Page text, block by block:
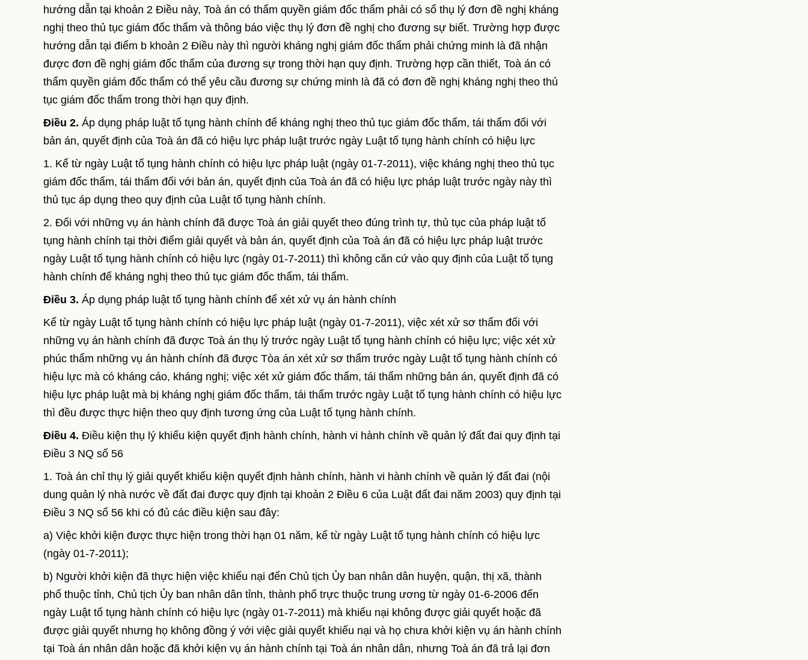
hướng dẫn tại khoản 2 Điều này, Toà án có thẩm quyền giám đốc thẩm phải có sổ thụ lý đơn đề nghị kháng
nghị theo thủ tục giám đốc thẩm và thông báo việc thụ lý đơn đề nghị cho đương sự biết. Trường hợp được
hướng dẫn tại điểm b khoản 2 Điều này thì người kháng nghị giám đốc thẩm phải chứng minh là đã nhận
được đơn đề nghị giám đốc thẩm của đương sự trong thời hạn quy định. Trường hợp cần thiết, Toà án có
thẩm quyền giám đốc thẩm có thể yêu cầu đương sự chứng minh là đã có đơn đề nghị kháng nghị theo thủ
tục giám đốc thẩm trong thời hạn quy định.
Điều 2. Áp dụng pháp luật tố tụng hành chính để kháng nghị theo thủ tục giám đốc thẩm, tái thẩm đối với
bản án, quyết định của Toà án đã có hiệu lực pháp luật trước ngày Luật tố tụng hành chính có hiệu lực
1. Kể từ ngày Luật tố tụng hành chính có hiệu lực pháp luật (ngày 01-7-2011), việc kháng nghị theo thủ tục
giám đốc thẩm, tái thẩm đối với bản án, quyết định của Toà án đã có hiệu lực pháp luật trước ngày này thì
thủ tục áp dụng theo quy định của Luật tố tụng hành chính.
2. Đối với những vụ án hành chính đã được Toà án giải quyết theo đúng trình tự, thủ tục của pháp luật tố
tụng hành chính tại thời điểm giải quyết và bản án, quyết định của Toà án đã có hiệu lực pháp luật trước
ngày Luật tố tụng hành chính có hiệu lực (ngày 01-7-2011) thì không căn cứ vào quy định của Luật tố tụng
hành chính để kháng nghị theo thủ tục giám đốc thẩm, tái thẩm.
Điều 3. Áp dụng pháp luật tố tụng hành chính để xét xử vụ án hành chính
Kể từ ngày Luật tố tụng hành chính có hiệu lực pháp luật (ngày 01-7-2011), việc xét xử sơ thẩm đối với
những vụ án hành chính đã được Toà án thụ lý trước ngày Luật tố tụng hành chính có hiệu lực; việc xét xử
phúc thẩm những vụ án hành chính đã được Tòa án xét xử sơ thẩm trước ngày Luật tố tụng hành chính có
hiệu lực mà có kháng cáo, kháng nghị; việc xét xử giám đốc thẩm, tái thẩm những bản án, quyết định đã có
hiệu lực pháp luật mà bị kháng nghị giám đốc thẩm, tái thẩm trước ngày Luật tố tụng hành chính có hiệu lực
thì đều được thực hiện theo quy định tương ứng của Luật tố tụng hành chính.
Điều 4. Điều kiện thụ lý khiếu kiện quyết định hành chính, hành vi hành chính về quản lý đất đai quy định tại
Điều 3 NQ số 56
1. Toà án chỉ thụ lý giải quyết khiếu kiện quyết định hành chính, hành vi hành chính về quản lý đất đai (nội
dung quản lý nhà nước về đất đai được quy định tại khoản 2 Điều 6 của Luật đất đai năm 2003) quy định tại
Điều 3 NQ số 56 khi có đủ các điều kiện sau đây:
a) Việc khởi kiện được thực hiện trong thời hạn 01 năm, kể từ ngày Luật tố tụng hành chính có hiệu lực
(ngày 01-7-2011);
b) Người khởi kiện đã thực hiện việc khiếu nại đến Chủ tịch Ủy ban nhân dân huyện, quận, thị xã, thành
phố thuộc tỉnh, Chủ tịch Ủy ban nhân dân tỉnh, thành phố trực thuộc trung ương từ ngày 01-6-2006 đến
ngày Luật tố tụng hành chính có hiệu lực (ngày 01-7-2011) mà khiếu nại không được giải quyết hoặc đã
được giải quyết nhưng họ không đồng ý với việc giải quyết khiếu nại và họ chưa khởi kiện vụ án hành chính
tại Toà án nhân dân hoặc đã khởi kiện vụ án hành chính tại Toà án nhân dân, nhưng Toà án đã trả lại đơn